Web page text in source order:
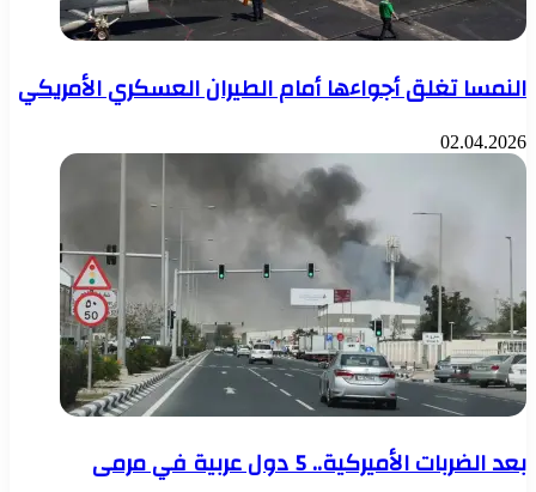
النمسا تغلق أجواءها أمام الطيران العسكري الأمريكي
02.04.2026
بعد الضربات الأميركية.. 5 دول عربية في مرمى